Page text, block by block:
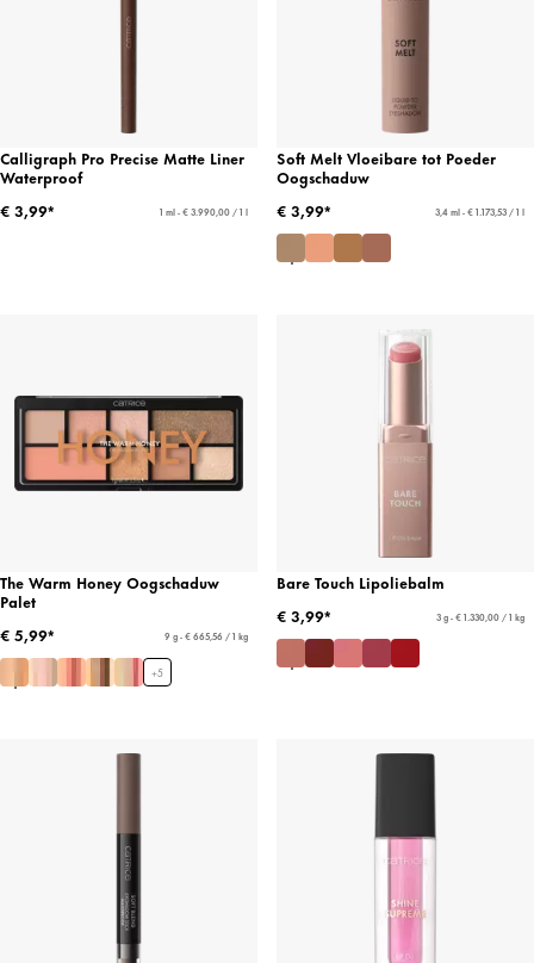
Calligraph Pro Precise Matte Liner
Waterproof
€ 3,99*
1 ml - € 3.990,00 / 1 l
Soft Melt Vloeibare tot Poeder
Oogschaduw
€ 3,99*
3,4 ml - € 1.173,53 / 1 l
The Warm Honey Oogschaduw
Palet
€ 5,99*
9 g - € 665,56 / 1 kg
+5
Bare Touch Lipoliebalm
€ 3,99*
3 g - € 1.330,00 / 1 kg